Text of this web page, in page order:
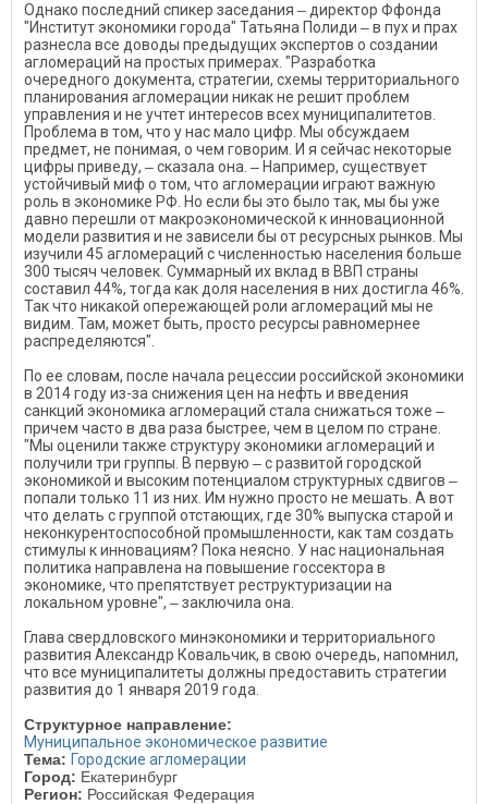
Однако последний спикер заседания ‒ директор Ффонда
"Институт экономики города" Татьяна Полиди ‒ в пух и прах
разнесла все доводы предыдущих экспертов о создании
агломераций на простых примерах. "Разработка
очередного документа, стратегии, схемы территориального
планирования агломерации никак не решит проблем
управления и не учтет интересов всех муниципалитетов.
Проблема в том, что у нас мало цифр. Мы обсуждаем
предмет, не понимая, о чем говорим. И я сейчас некоторые
цифры приведу, ‒ сказала она. ‒ Например, существует
устойчивый миф о том, что агломерации играют важную
роль в экономике РФ. Но если бы это было так, мы бы уже
давно перешли от макроэкономической к инновационной
модели развития и не зависели бы от ресурсных рынков. Мы
изучили 45 агломераций с численностью населения больше
300 тысяч человек. Суммарный их вклад в ВВП страны
составил 44%, тогда как доля населения в них достигла 46%.
Так что никакой опережающей роли агломераций мы не
видим. Там, может быть, просто ресурсы равномернее
распределяются".
По ее словам, после начала рецессии российской экономики
в 2014 году из-за снижения цен на нефть и введения
санкций экономика агломераций стала снижаться тоже ‒
причем часто в два раза быстрее, чем в целом по стране.
"Мы оценили также структуру экономики агломераций и
получили три группы. В первую ‒ с развитой городской
экономикой и высоким потенциалом структурных сдвигов ‒
попали только 11 из них. Им нужно просто не мешать. А вот
что делать с группой отстающих, где 30% выпуска старой и
неконкурентоспособной промышленности, как там создать
стимулы к инновациям? Пока неясно. У нас национальная
политика направлена на повышение госсектора в
экономике, что препятствует реструктуризации на
локальном уровне", ‒ заключила она.
Глава свердловского минэкономики и территориального
развития Александр Ковальчик, в свою очередь, напомнил,
что все муниципалитеты должны предоставить стратегии
развития до 1 января 2019 года.
Структурное направление:
Муниципальное экономическое развитие
Тема: Городские агломерации
Город: Екатеринбург
Регион: Российская Федерация